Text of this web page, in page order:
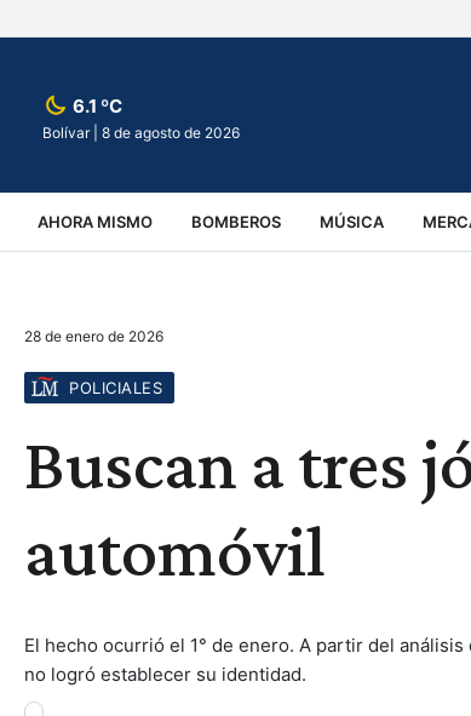
6.1 ºC
Bolívar | 8 de agosto de 2026
AHORA MISMO BOMBEROS MÚSICA
VIRALES ACCIDENTES
28 de enero de 2026
POLICIALES
Buscan a tres
automóvil
El hecho ocurrió el 1° de enero. A partir del
no logró establecer su identidad.